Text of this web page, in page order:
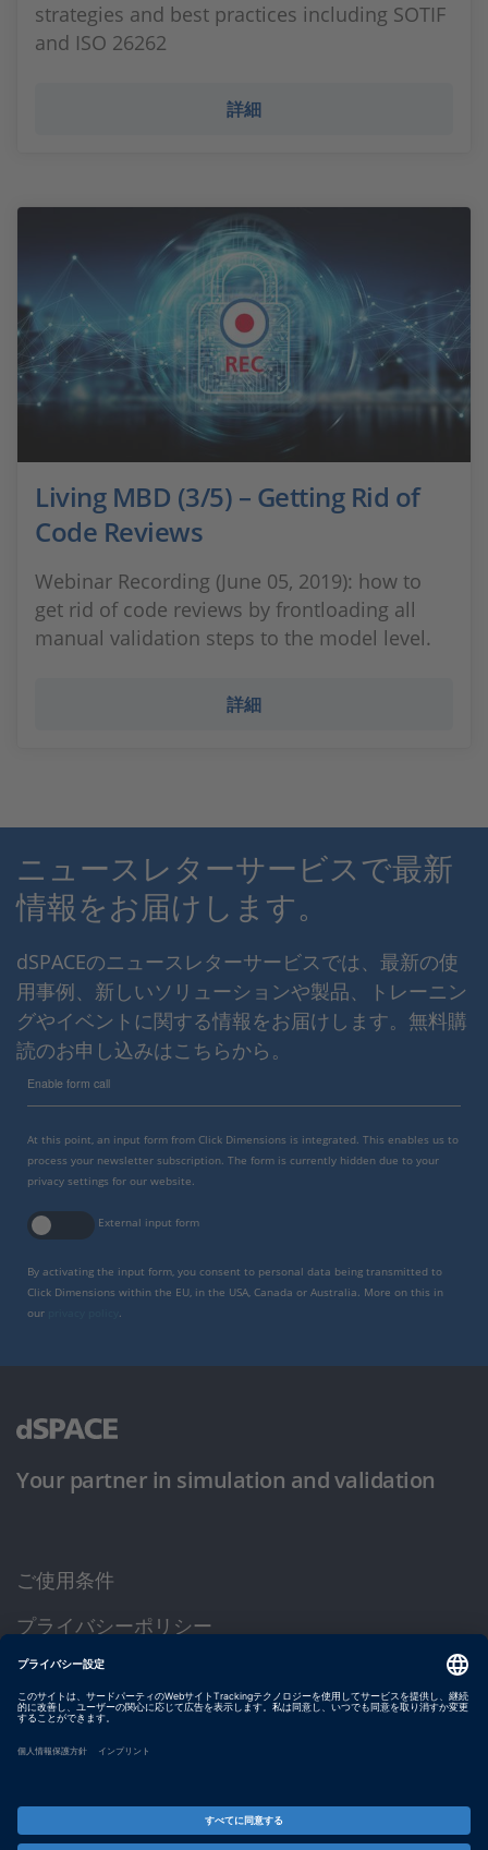
strategies and best practices including SOTIF
and ISO 26262
詳細
Living MBD (3/5) – Getting Rid of
Code Reviews
Webinar Recording (June 05, 2019): how to
get rid of code reviews by frontloading all
manual validation steps to the model level.
詳細
ニュースレターサービスで最新
情報をお届けします。
dSPACEのニュースレターサービスでは、最新の使
用事例、新しいソリューションや製品、トレーニン
グやイベントに関する情報をお届けします。無料購
読のお申し込みはこちらから。
Enable form call
At this point, an input form from Click Dimensions is integrated. This enables us to
process your newsletter subscription. The form is currently hidden due to your
privacy settings for our website.
External input form
By activating the input form, you consent to personal data being transmitted to
Click Dimensions within the EU, in the USA, Canada or Australia. More on this in
our
Your partner in simulation and validation
ご使用条件
プライバシーポリシー
約款
サイト運営会社情報